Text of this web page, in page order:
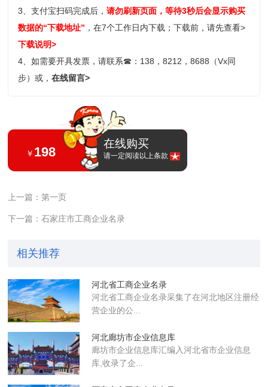
3、支付宝扫码完成后，请勿刷新页面，等待3秒后会显示购买
数据的“下载地址” ，在7个工作日内下载；下载前，请先查看>
下载说明>
4、如需要开具发票，请联系☎ ：138，8212，8688（Vx同
步）或，在线留言>
￥ 198
在线购买
请一定阅读以上条款
上一篇：第一页
下一篇：石家庄市工商企业名录
相关推荐
河北省工商企业名录
河北省工商企业名录采集了在河北地区注册经
营企业的公...
河北廊坊市企业信息库
廊坊市企业信息库汇编入河北省市企业信息
库,收录了企...